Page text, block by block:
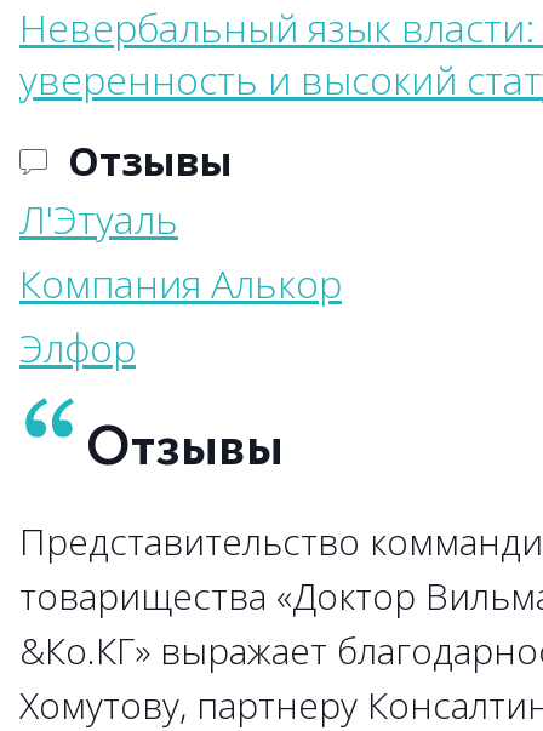
Невербальный язык
уверенность и высокий
Отзывы
Л'Этуаль
Компания Алькор
Элфор
Отзывы
Представительство
товарищества «Доктор
&Ко.КГ» выражает
Хомутову, партнеру
→
→
→
→
→
→
→
→
→
→
→
→
→
→